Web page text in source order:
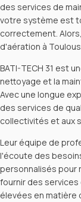
des services de
votre système est
correctement.
d'aération à
BATI-TECH 31 est
nettoyage et la
Avec une longue
des services de
collectivités et aux
Leur équipe de
l'écoute des
personnalisés pour
fournir des
élevées en matière